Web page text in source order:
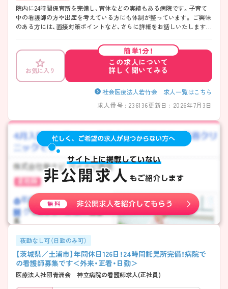
院内に24時間保育所を完備し、育休などの実績もある病院です。子育て
中の看護師の方や出産を考えている方にも体制が整っています。 ご興味
のある方には、面接対策ポイントなど、さらに詳細をお話しいたしますの
お気に入り
簡単1分！
この求人について
詳しく聞いてみる
社会医療法人若竹会 求人一覧はこちら
求人番号 : 236136更新日 : 2026年7月3日
夜勤なし可（日勤のみ可）
【茨城県／土浦市】年間休日126日！24時間託児所完備！病院で
の看護師募集です＜外来・正看・日勤＞
医療法人社団青洲会 神立病院の看護師求人(正社員)